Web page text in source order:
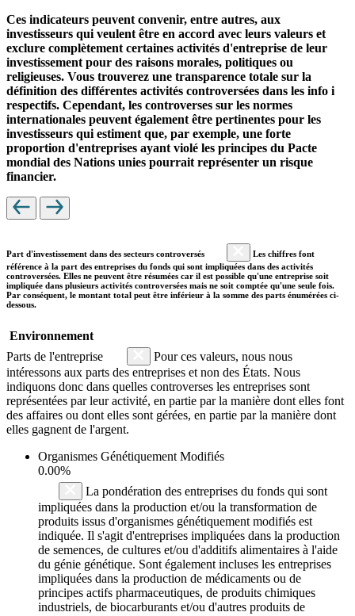
Ces indicateurs peuvent convenir, entre autres, aux
investisseurs qui veulent être en accord avec leurs valeurs et
exclure complètement certaines activités d'entreprise de leur
investissement pour des raisons morales, politiques ou
religieuses. Vous trouverez une transparence totale sur la
définition des différentes activités controversées dans les info i
respectifs. Cependant, les controverses sur les normes
internationales peuvent également être pertinentes pour les
investisseurs qui estiment que, par exemple, une forte
proportion d'entreprises ayant violé les principes du Pacte
mondial des Nations unies pourrait représenter un risque
financier.
Part d'investissement dans des secteurs controversés
Les chiffres font
référence à la part des entreprises du fonds qui sont impliquées dans des activités
controversées. Elles ne peuvent être résumées car il est possible qu'une entreprise soit
impliquée dans plusieurs activités controversées mais ne soit comptée qu'une seule fois.
Par conséquent, le montant total peut être inférieur à la somme des parts énumérées ci-
dessous.
Environnement
Parts de l'entreprise
Pour ces valeurs, nous nous
intéressons aux parts des entreprises et non des États. Nous
indiquons donc dans quelles controverses les entreprises sont
représentées par leur activité, en partie par la manière dont elles font
des affaires ou dont elles sont gérées, en partie par la manière dont
elles gagnent de l'argent.
Organismes Génétiquement Modifiés
0.00%
La pondération des entreprises du fonds qui sont
impliquées dans la production et/ou la transformation de
produits issus d'organismes génétiquement modifiés est
indiquée. Il s'agit d'entreprises impliquées dans la production
de semences, de cultures et/ou d'additifs alimentaires à l'aide
du génie génétique. Sont également incluses les entreprises
impliquées dans la production de médicaments ou de
principes actifs pharmaceutiques, de produits chimiques
industriels, de biocarburants et/ou d'autres produits de